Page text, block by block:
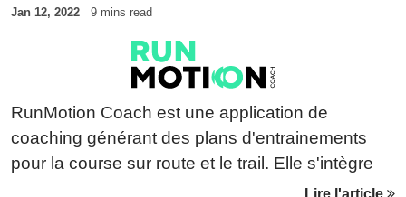
Jan 12, 2022 9 mins read
RunMotion Coach est une application de
coaching générant des plans d'entrainements
pour la course sur route et le trail. Elle s'intègre
parfaitement dans l'environnement Garmin et